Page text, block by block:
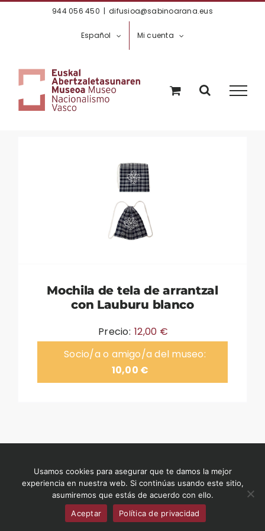
944 056 450 | difusioa@sabinoarana.eus
Español Mi cuenta
Mochila de tela de arrantzal
con Lauburu blanco
Precio: 12,00 €
Socio/a o amigo/a del museo:
10,00 €
museodelnacionalismovasco.eus | Condiciones
de venta | Contacto | Aviso legal
Usamos cookies para asegurar que te damos la mejor
experiencia en nuestra web. Si continúas usando este sitio,
asumiremos que estás de acuerdo con ello.
Aceptar
Política de privacidad